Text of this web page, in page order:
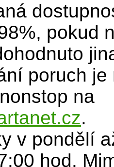
pokud
poruch je
na
.
v pondělí
hod.